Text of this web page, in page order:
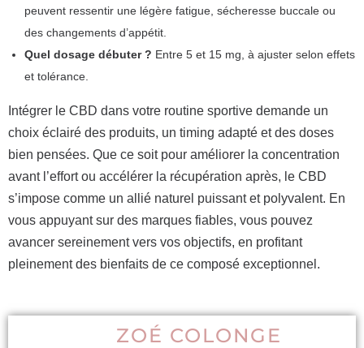
peuvent ressentir une légère fatigue, sécheresse buccale ou
des changements d’appétit.
Quel dosage débuter ? Entre 5 et 15 mg, à ajuster selon effets
et tolérance.
Intégrer le CBD dans votre routine sportive demande un
choix éclairé des produits, un timing adapté et des doses
bien pensées. Que ce soit pour améliorer la concentration
avant l’effort ou accélérer la récupération après, le CBD
s’impose comme un allié naturel puissant et polyvalent. En
vous appuyant sur des marques fiables, vous pouvez
avancer sereinement vers vos objectifs, en profitant
pleinement des bienfaits de ce composé exceptionnel.
ZOÉ COLONGE